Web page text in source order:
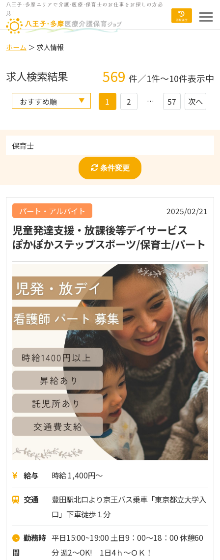
八王子･多摩エリアで介護･医療･保育士のお仕事をお探しの方必
見！
ホーム＞ 求人情報
求人検索結果 569 件／1件～10件表示中
1 2 … 57 次へ
保育士
条件変更
パート・アルバイト 2025/02/21
児童発達支援・放課後等デイサービス
ぽかぽかステップスポーツ/保育士/パート
給与 時給 1,400円～
交通
豊田駅北口より京王バス乗車「東京都立大学入
口」下車徒歩１分
勤務時
間
平日15:00~19:00 土日9：00～18：00 休憩60
分 週2～OK! 1日4ｈ～ＯＫ！